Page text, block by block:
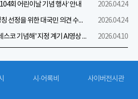
회 어린이날 기념 행사’ 안내
2026.04.24
[전시] 제7관 내 주제전시실 명칭 선정을 위한 대국민 의견 수렴 실시
2026.04.24
[전시] '김구 탄생 150주년 유네스코 기념해' 지정 계기 AI영상 국민공모 개최 안내
2026.04.10
시·어록비 사이버전시관